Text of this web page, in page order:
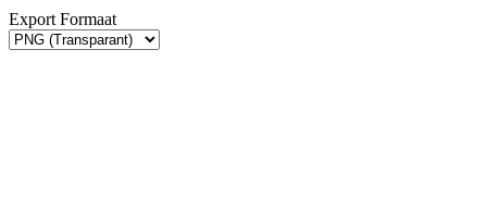
Export Formaat